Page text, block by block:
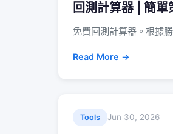
回測計算器 | 簡單
免費回測計算器。根據
Read More →
Tools Jun 30, 2026